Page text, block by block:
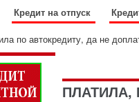
Кредит на отпуск
по автокредиту, да не
ПЛАТИЛА,